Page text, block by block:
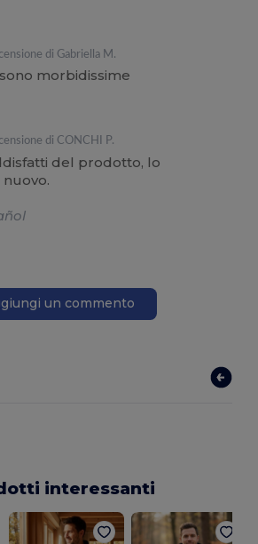
di Gabriella M.
morbidissime
di CONCHI P.
del prodotto, lo
un commento
interessanti